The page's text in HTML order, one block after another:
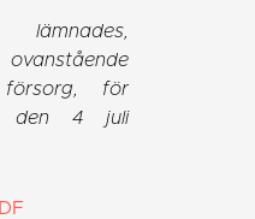
lämnades,
försorg, för
den 4 juli